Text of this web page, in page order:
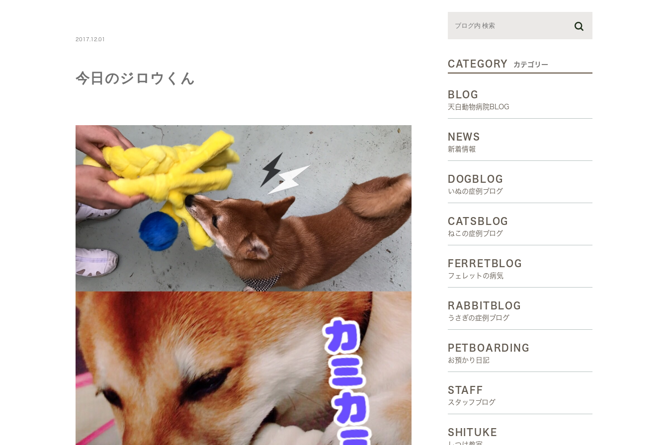
2017.12.01
今日のジロウくん
CATEGORY カテゴリー
BLOG
天白動物病院BLOG
NEWS
新着情報
DOGBLOG
いぬの症例ブログ
CATSBLOG
ねこの症例ブログ
FERRETBLOG
フェレットの病気
RABBITBLOG
うさぎの症例ブログ
PETBOARDING
お預かり日記
STAFF
スタッフブログ
SHITUKE